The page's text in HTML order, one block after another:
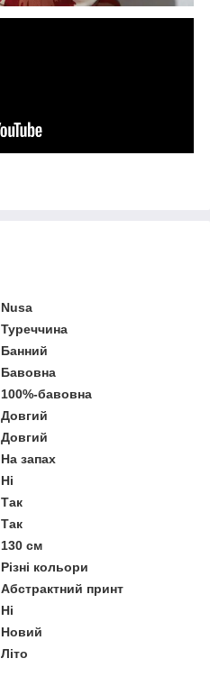
Nusa
Туреччина
Банний
Бавовна
100%-бавовна
Довгий
Довгий
На запах
Ні
Так
Так
130 см
Різні кольори
Абстрактний принт
Ні
Новий
Літо